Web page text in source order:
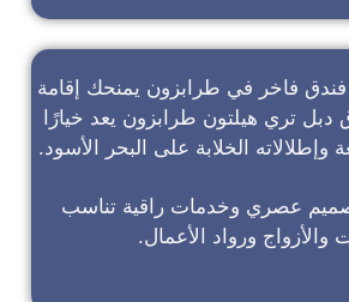
فندق فاخر في طرابزون يمنحك إقامة
دبل تري هيلتون طرابزون يعد خيارًا
وإطلالاته الخلابة على البحر الأسود.
عصري وخدمات راقية تناسب
والأزواج ورواد الأعمال.